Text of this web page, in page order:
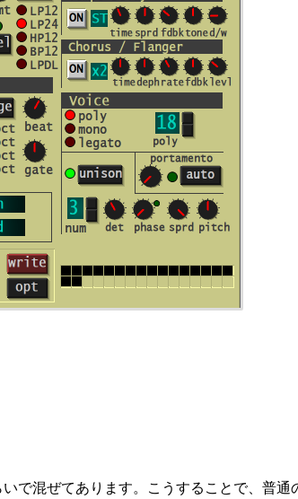
で混ぜてあります。こうすることで、普